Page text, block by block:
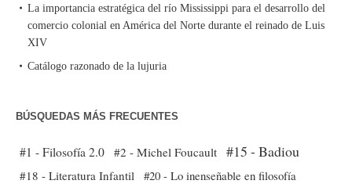
La importancia estratégica del río Mississippi para el desarrollo del
comercio colonial en América del Norte durante el reinado de Luis
XIV
Catálogo razonado de la lujuria
BÚSQUEDAS MÁS FRECUENTES
#1 - Filosofía 2.0 #2 - Michel Foucault #15 - Badiou
#18 - Literatura Infantil #20 - Lo inenseñable en filosofía